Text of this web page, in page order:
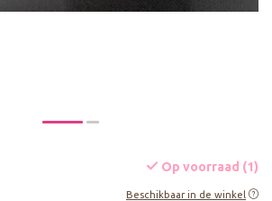
Op voorraad (1)
Beschikbaar in de winkel